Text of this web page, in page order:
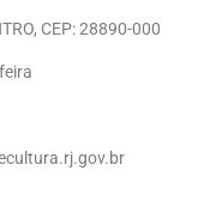
CEP: 28890-000